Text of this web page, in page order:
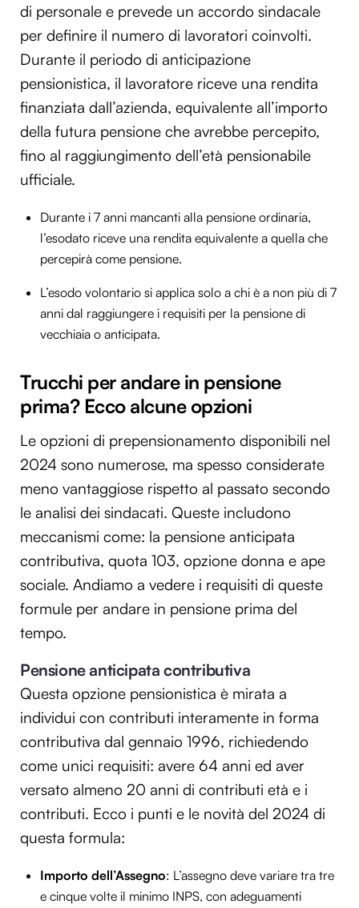
di personale e prevede un accordo sindacale
per definire il numero di lavoratori coinvolti.
Durante il periodo di anticipazione
pensionistica, il lavoratore riceve una rendita
finanziata dall’azienda, equivalente all’importo
della futura pensione che avrebbe percepito,
fino al raggiungimento dell’età pensionabile
ufficiale.
Durante i 7 anni mancanti alla pensione ordinaria,
l’esodato riceve una rendita equivalente a quella che
percepirà come pensione.
L’esodo volontario si applica solo a chi è a non più di 7
anni dal raggiungere i requisiti per la pensione di
vecchiaia o anticipata.
Trucchi per andare in pensione
prima? Ecco alcune opzioni
Le opzioni di prepensionamento disponibili nel
2024 sono numerose, ma spesso considerate
meno vantaggiose rispetto al passato secondo
le analisi dei sindacati. Queste includono
meccanismi come: la pensione anticipata
contributiva, quota 103, opzione donna e ape
sociale. Andiamo a vedere i requisiti di queste
formule per andare in pensione prima del
tempo.
Pensione anticipata contributiva
Questa opzione pensionistica è mirata a
individui con contributi interamente in forma
contributiva dal gennaio 1996, richiedendo
come unici requisiti: avere 64 anni ed aver
versato almeno 20 anni di contributi età e i
contributi. Ecco i punti e le novità del 2024 di
questa formula:
Importo dell’Assegno: L’assegno deve variare tra tre
e cinque volte il minimo INPS, con adeguamenti